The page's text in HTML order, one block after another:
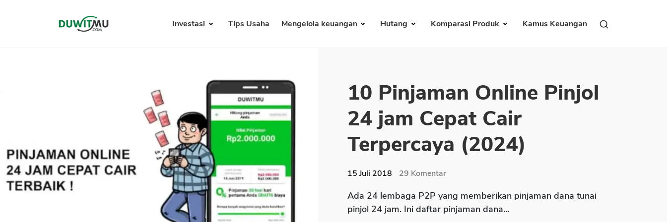
Investasi Tips Usaha Mengelola keuangan Hutang Komparasi Produk Kamus Keuangan
10 Pinjaman Online Pinjol
24 jam Cepat Cair
Terpercaya (2024)
15 Juli 2018 29 Komentar
Ada 24 lembaga P2P yang memberikan pinjaman dana tunai
pinjol 24 jam. Ini daftar pinjaman dana...